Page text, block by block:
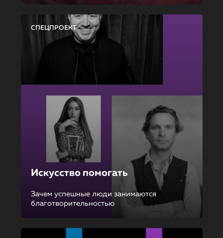
СПЕЦПРОЕКТ
Искусство помогать
Зачем успешные люди занимаются
благотворительностью